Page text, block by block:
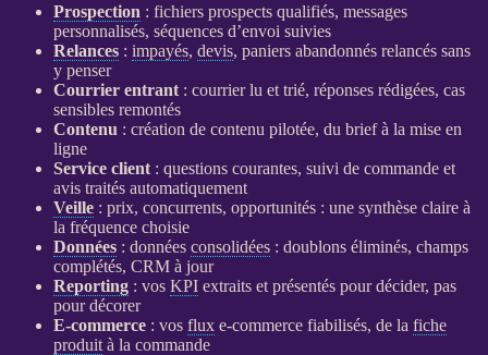
Prospection : fichiers prospectsqualifiés, messages
personnalisés, séquences d’envoi suivies
Relances: impayés, devis, paniers abandonnés relancés sans
y penser
Courrier entrant: courrier lu et trié, réponses rédigées, cas
sensibles remontés
Contenu : création de contenu pilotée, du brief à la mise en
ligne
Service client: questions courantes, suivi de commande et
avis traités automatiquement
Veille: prix, concurrents, opportunités : une synthèse claire à
la fréquence choisie
Données: données consolidées: doublons éliminés, champs
complétés, CRMà jour
Reporting: vos KPIextraits et présentés pour décider, pas
pour décorer
E-commerce: vos flux e-commercefiabilisés, de la fiche
produità la commande